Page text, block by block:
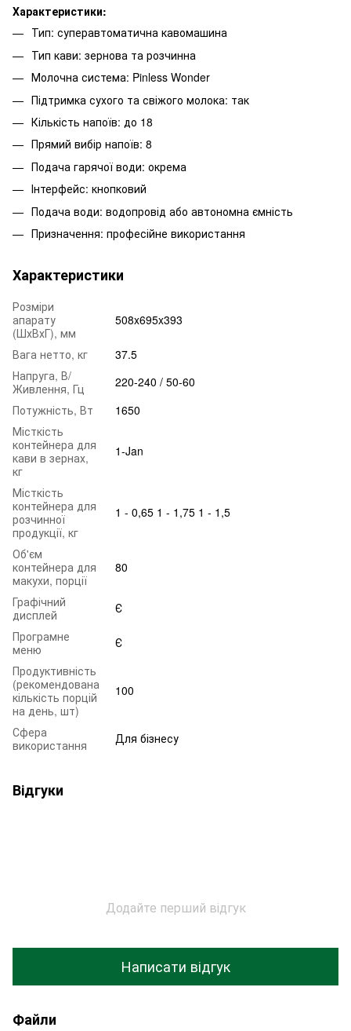
Характеристики:
Тип: суперавтоматична кавомашина
Тип кави: зернова та розчинна
Молочна система: Pinless Wonder
Підтримка сухого та свіжого молока: так
Кількість напоїв: до 18
Прямий вибір напоїв: 8
Подача гарячої води: окрема
Інтерфейс: кнопковий
Подача води: водопровід або автономна ємність
Призначення: професійне використання
Характеристики
Розміри
апарату
(ШхВхГ), мм
508x695x393
Вага нетто, кг
37.5
Напруга, В/
Живлення, Гц
220-240 / 50-60
Потужність, Вт
1650
Місткість
контейнера для
кави в зернах,
кг
1-Jan
Місткість
контейнера для
розчинної
продукції, кг
1 - 0,65 1 - 1,75 1 - 1,5
Об'єм
контейнера для
макухи, порції
80
Графічний
дисплей
Є
Програмне
меню
Є
Продуктивність
(рекомендована
кількість порцій
на день, шт)
100
Сфера
використання
Для бізнесу
Відгуки
Додайте перший відгук
Написати відгук
Файли